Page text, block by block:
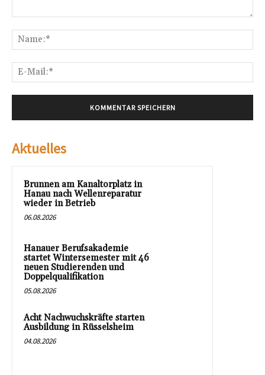
Aktuelles
Brunnen am Kanaltorplatz in
Hanau nach Wellenreparatur
wieder in Betrieb
06.08.2026
Hanauer Berufsakademie
startet Wintersemester mit 46
neuen Studierenden und
Doppelqualifikation
05.08.2026
Acht Nachwuchskräfte starten
Ausbildung in Rüsselsheim
04.08.2026